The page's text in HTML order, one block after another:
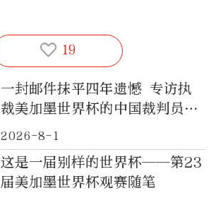
19
一封邮件抹平四年遗憾 专访执
裁美加墨世界杯的中国裁判员傅
明
2026-8-1
这是一届别样的世界杯——第23
届美加墨世界杯观赛随笔